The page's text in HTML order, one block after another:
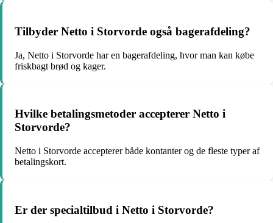
Tilbyder Netto i Storvorde også bagerafdeling?
Ja, Netto i Storvorde har en bagerafdeling, hvor man kan købe
friskbagt brød og kager.
Hvilke betalingsmetoder accepterer Netto i
Storvorde?
Netto i Storvorde accepterer både kontanter og de fleste typer af
betalingskort.
Er der specialtilbud i Netto i Storvorde?